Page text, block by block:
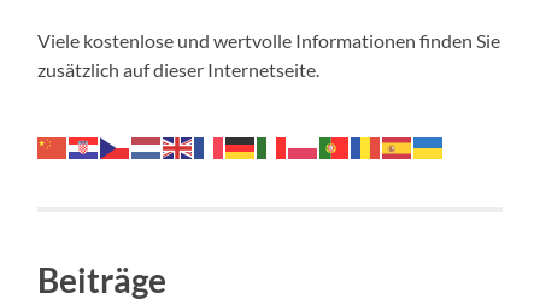
Viele kostenlose und wertvolle Informationen finden Sie
zusätzlich auf dieser Internetseite.
Beiträge